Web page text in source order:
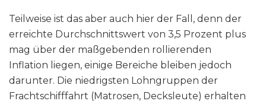
Teilweise ist das aber auch hier der Fall, denn der
erreichte Durchschnittswert von 3,5 Prozent plus
mag über der maßgebenden rollierenden
Inflation liegen, einige Bereiche bleiben jedoch
darunter. Die niedrigsten Lohngruppen der
Frachtschifffahrt (Matrosen, Decksleute) erhalten